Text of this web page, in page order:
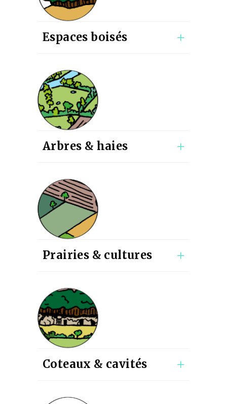
Espaces boisés
Arbres & haies
Prairies & cultures
Coteaux & cavités